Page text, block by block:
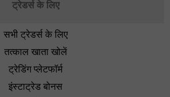
ट्रेडर्स के लिए
सभी ट्रेडर्स के लिए
तत्काल खाता खोलें
ट्रेडिंग प्लेटफॉर्म
इंस्टाट्रेड बोनस